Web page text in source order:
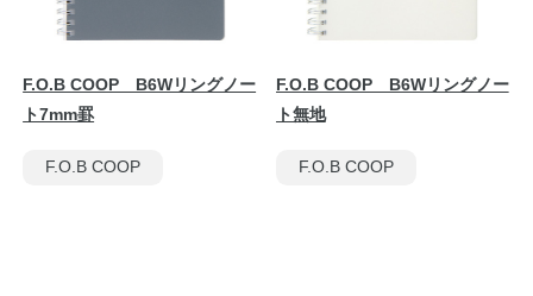
F.O.B COOP B6Wリングノー
ト7mm罫
F.O.B COOP
F.O.B COOP B6Wリングノー
ト無地
F.O.B COOP